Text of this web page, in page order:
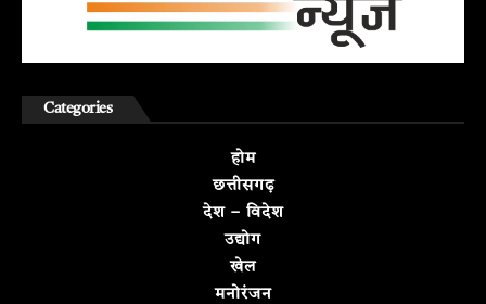
Categories
होम
छत्तीसगढ़
देश – विदेश
उद्योग
खेल
मनोरंजन